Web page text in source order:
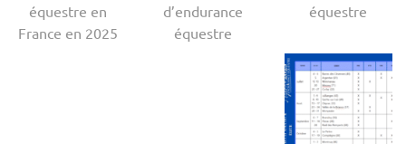
équestre en
France en 2025
d’endurance
équestre
équestre